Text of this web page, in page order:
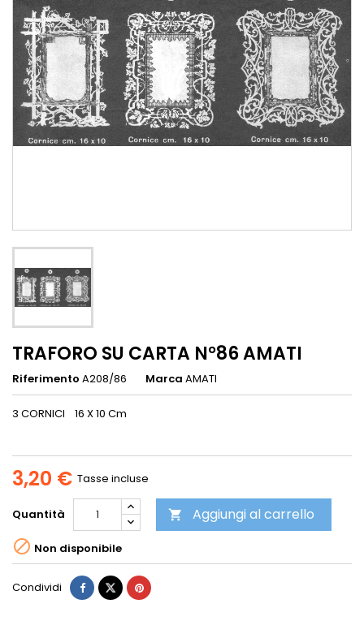
TRAFORO SU CARTA N°86 AMATI
Riferimento A208/86 Marca AMATI
3 CORNICI 16 X 10 Cm
3,20 € Tasse incluse
Quantità  Aggiungi al carrello
 Non disponibile
Condividi